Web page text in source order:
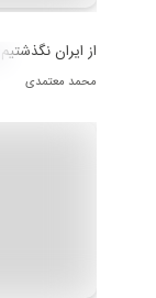
از ایران نگذشتیم
محمد معتمدی